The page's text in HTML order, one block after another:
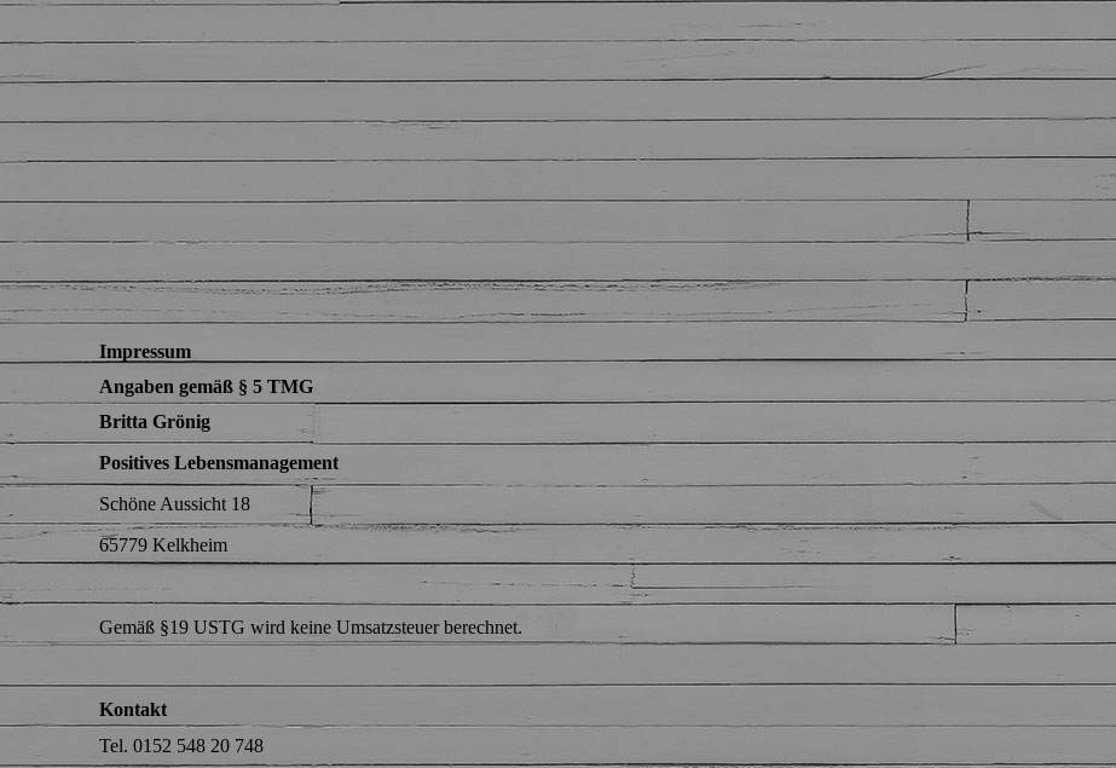
Impressum
Angaben gemäß § 5 TMG
Britta Grönig
Positives Lebensmanagement
Schöne Aussicht 18
65779 Kelkheim
Gemäß §19 USTG wird keine Umsatzsteuer berechnet.
Kontakt
Tel. 0152 548 20 748